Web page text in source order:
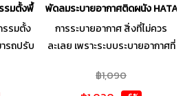
มตั้งพื้น ขนาด 24 นิ้ว รุ่น IF-582
รมตั้ง
รถปรับ
พัดลมระบายอากาศติดผนัง
การระบายอากาศ สิ่งที่ไม่ควร
ละเลย เพราะระบบระบายอากาศที่
ไหลเวียนอากาศภายในห้องได้
฿1,090